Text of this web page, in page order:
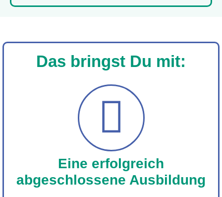
Das bringst Du mit:
Eine erfolgreich
abgeschlossene Ausbildung